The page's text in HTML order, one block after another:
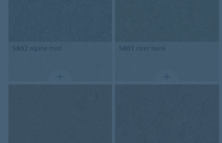
5802 alpine mist 5801 river bank